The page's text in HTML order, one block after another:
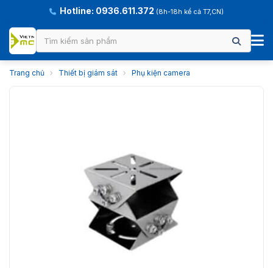
Hotline: 0936.611.372 (8h-18h kể cả T7,CN)
Trang chủ › Thiết bị giám sát › Phụ kiện camera